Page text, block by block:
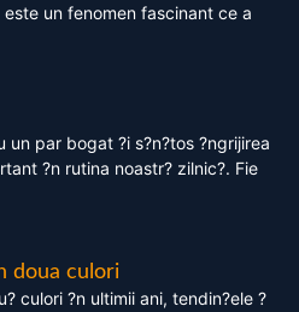
un fenomen fascinant ce a
un par bogat ?i s?n?tos ?ngrijirea
?n rutina noastr? zilnic?. Fie
doua culori
culori ?n ultimii ani, tendin?ele ?